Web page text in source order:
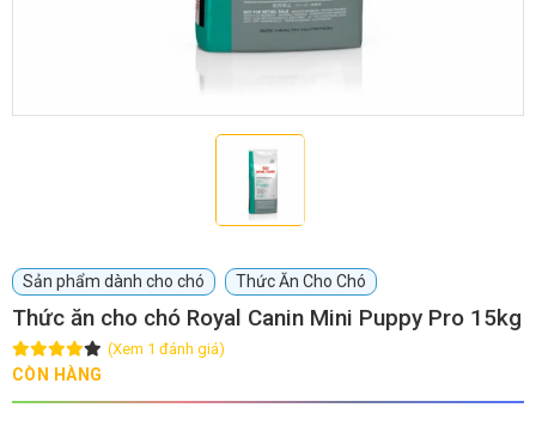
Khách sạn chó mèo
Dịch vụ mua bán chó
mèo
Dịch vụ phối giống chó
mèo
TIN TỨC
Sản phẩm dành cho chó Thức Ăn Cho Chó
Thức ăn cho chó Royal Canin Mini Puppy Pro 15kg
(Xem 1 đánh giá)
CÒN HÀNG